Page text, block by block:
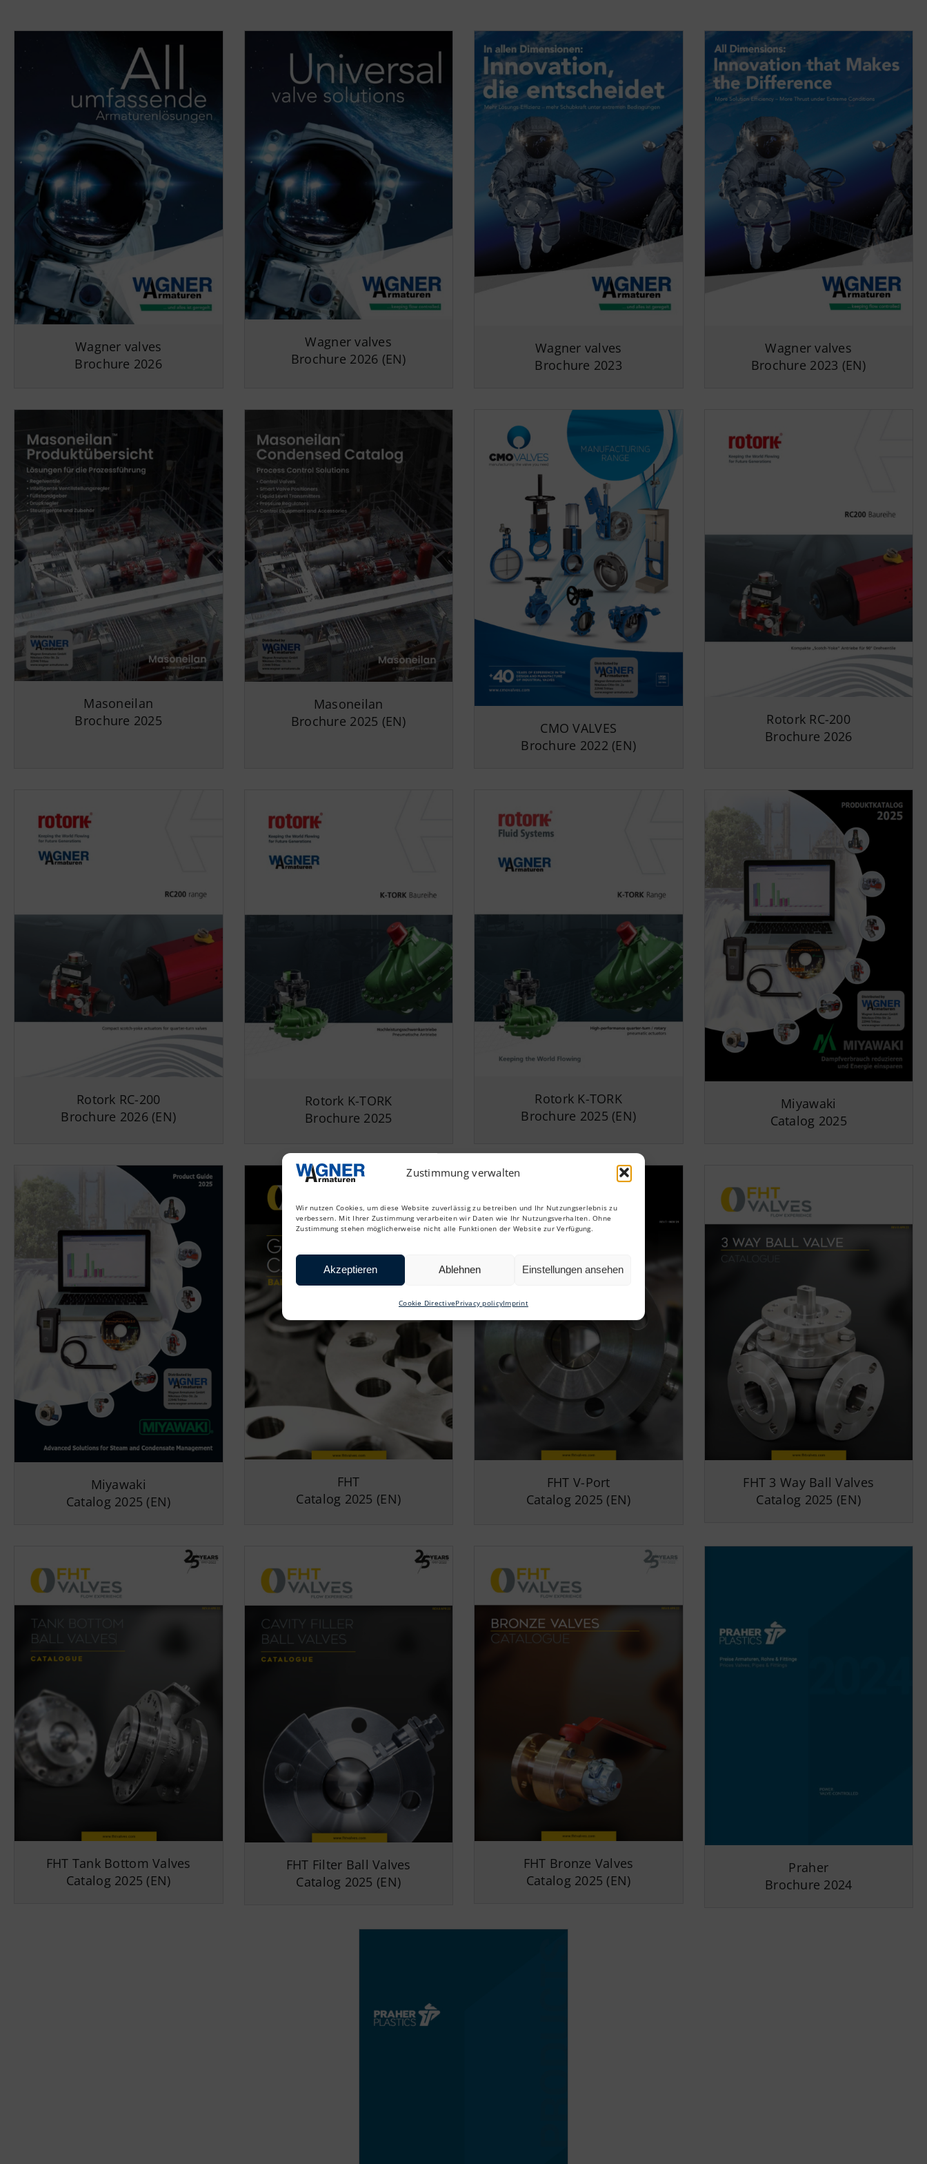
Zustimmung verwalten
Wir nutzen Cookies, um diese Website zuverlässig zu betreiben und Ihr Nutzungserlebnis zu
verbessern. Mit Ihrer Zustimmung verarbeiten wir Daten wie Ihr Nutzungsverhalten. Ohne
Zustimmung stehen möglicherweise nicht alle Funktionen der Website zur Verfügung.
Akzeptieren Ablehnen Einstellungen ansehen
Cookie DirectivePrivacy policyImprint
Wagner valves
Brochure 2026
Wagner valves
Brochure 2026 (EN)
Wagner valves
Brochure 2023
Wagner valves
Brochure 2023 (EN)
Masoneilan
Brochure 2025
Masoneilan
Brochure 2025 (EN)
CMO VALVES
Brochure 2022 (EN)
Rotork RC-200
Brochure 2026
Rotork RC-200
Brochure 2026 (EN)
Rotork K-TORK
Brochure 2025
Rotork K-TORK
Brochure 2025 (EN)
Miyawaki
Catalog 2025
Miyawaki
Catalog 2025 (EN)
FHT
Catalog 2025 (EN)
FHT V-Port
Catalog 2025 (EN)
FHT 3 Way Ball Valves
Catalog 2025 (EN)
FHT Tank Bottom Valves
Catalog 2025 (EN)
FHT Filter Ball Valves
Catalog 2025 (EN)
FHT Bronze Valves
Catalog 2025 (EN)
Praher
Brochure 2024